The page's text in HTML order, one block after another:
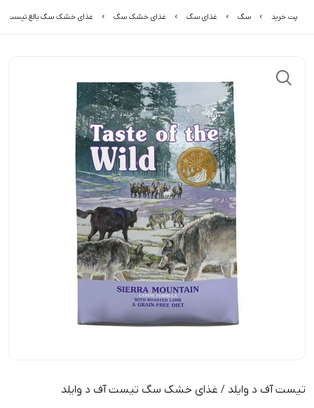
پت خرید سگ غذای سگ غذای خشک سگ غذای خشک سگ بالغ تیست آف د
تیست آف د وایلد / غذای خشک سگ تیست آف د وایلد